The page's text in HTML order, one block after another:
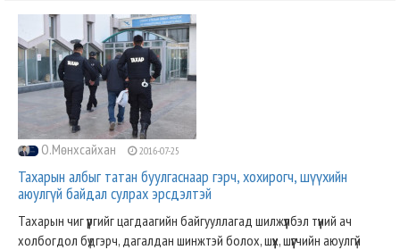
О.Мөнхсайхан 2016-07-25
Тахарын албыг татан буулгаснаар гэрч, хохирогч, шүүхийн
аюулгүй байдал сулрах эрсдэлтэй
Тахарын чиг үүргийг цагдаагийн байгууллагад шилжүүлбэл түүний ач
холбогдол бүдгэрч, дагалдан шинжтэй болох, шүүх, шүүгчийн аюулгүй